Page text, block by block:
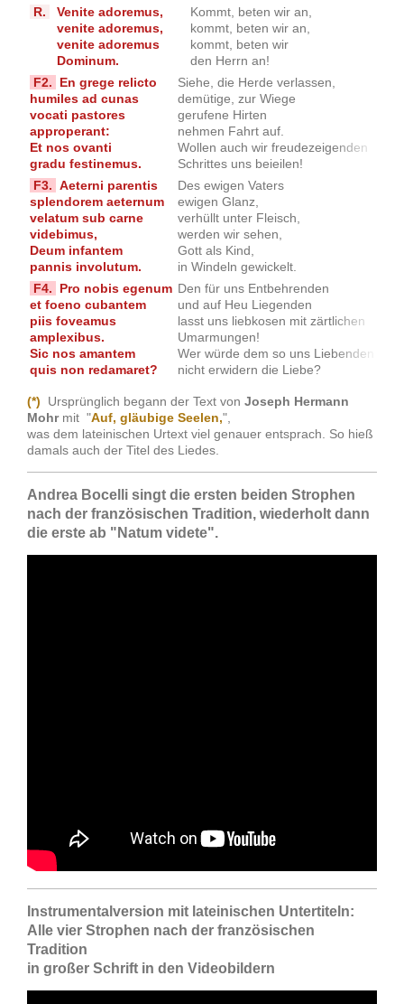
R.
Venite adoremus,
venite adoremus,
venite adoremus
Dominum.
Kommt, beten wir an,
kommt, beten wir an,
kommt, beten wir
den Herrn an!
F2.
En grege relicto
humiles ad cunas
vocati pastores
approperant:
Et nos ovanti
gradu festinemus.
Siehe, die Herde verlassen,
demütige, zur Wiege
gerufene Hirten
nehmen Fahrt auf.
Wollen auch wir freudezeigenden
Schrittes uns beieilen!
F3. Aeterni parentis
splendorem aeternum
velatum sub carne
videbimus,
Deum infantem
pannis involutum.
Des ewigen Vaters
ewigen Glanz,
verhüllt unter Fleisch,
werden wir sehen,
Gott als Kind,
in Windeln gewickelt.
F4.
Pro nobis egenum
et foeno cubantem
piis foveamus
amplexibus.
Sic nos amantem
quis non redamaret?
Den für uns Entbehrenden
und auf Heu Liegenden
lasst uns liebkosen mit zärtlichen
Umarmungen!
Wer würde dem so uns Liebenden
nicht erwidern die Liebe?
(*) Ursprünglich begann der Text von Joseph Hermann
Mohrmit "Auf, gläubige Seelen,",
was dem lateinischen Urtext viel genauer entsprach. So hieß
damals auch der Titel des Liedes.
Andrea Bocelli singt die ersten beiden Strophen
nach der französischen Tradition, wiederholt dann
die erste ab "Natum videte".
Instrumentalversion mit lateinischen Untertiteln:
Alle vier Strophen nach der französischen
Tradition
in großer Schrift in den Videobildern